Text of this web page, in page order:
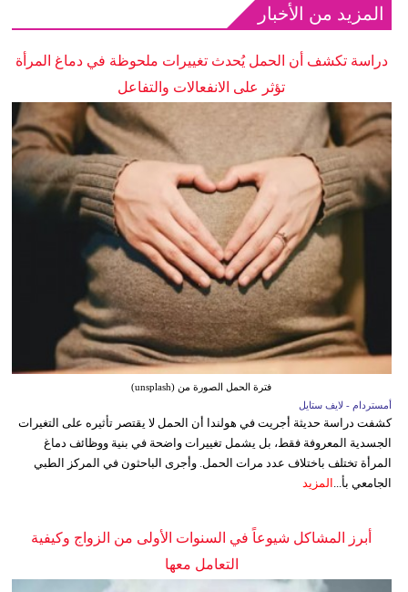
المزيد من الأخبار
دراسة تكشف أن الحمل يُحدث تغييرات ملحوظة في دماغ المرأة
تؤثر على الانفعالات والتفاعل
فترة الحمل الصورة من (unsplash)
أمستردام - لايف ستايل
كشفت دراسة حديثة أجريت في هولندا أن الحمل لا يقتصر تأثيره على التغيرات
الجسدية المعروفة فقط، بل يشمل تغييرات واضحة في بنية ووظائف دماغ
المرأة تختلف باختلاف عدد مرات الحمل. وأجرى الباحثون في المركز الطبي
الجامعي بأ... المزيد
أبرز المشاكل شيوعاً في السنوات الأولى من الزواج وكيفية
التعامل معها